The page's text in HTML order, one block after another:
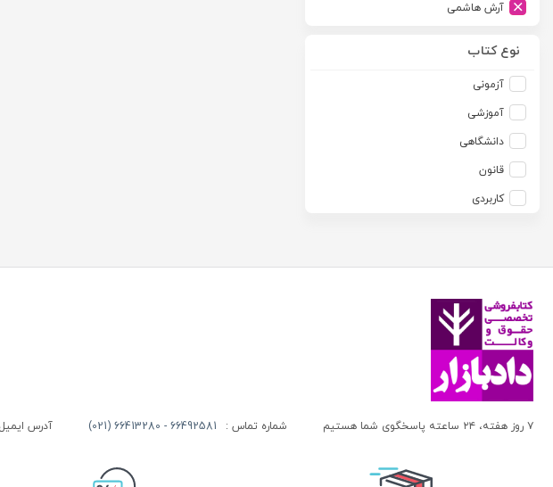
امجد
امید انقلاب
بنگاه ترجمه و نشر کتاب پارسه
بهتاب
بهنامی
بهینه
آرش هاشمی
آزاده صادقی
آزیتا قربانی رحیم
آلبرت ون دایسی
آلن ردفرن
آمنه باخدا
آنتونی آگوس
آندره لگراند
آندره مارمور
آندریاس کاکینیس
آیت الله العظمی سید ابوالقاسم خوئی
نوع کتاب
آزمونی
آموزشی
دانشگاهی
قانون
کاربردی
۷ روز هفته، ۲۴ ساعته پاسخگوی شما هستیم شماره تماس : 66492581 - 66413280 (021) آدرس